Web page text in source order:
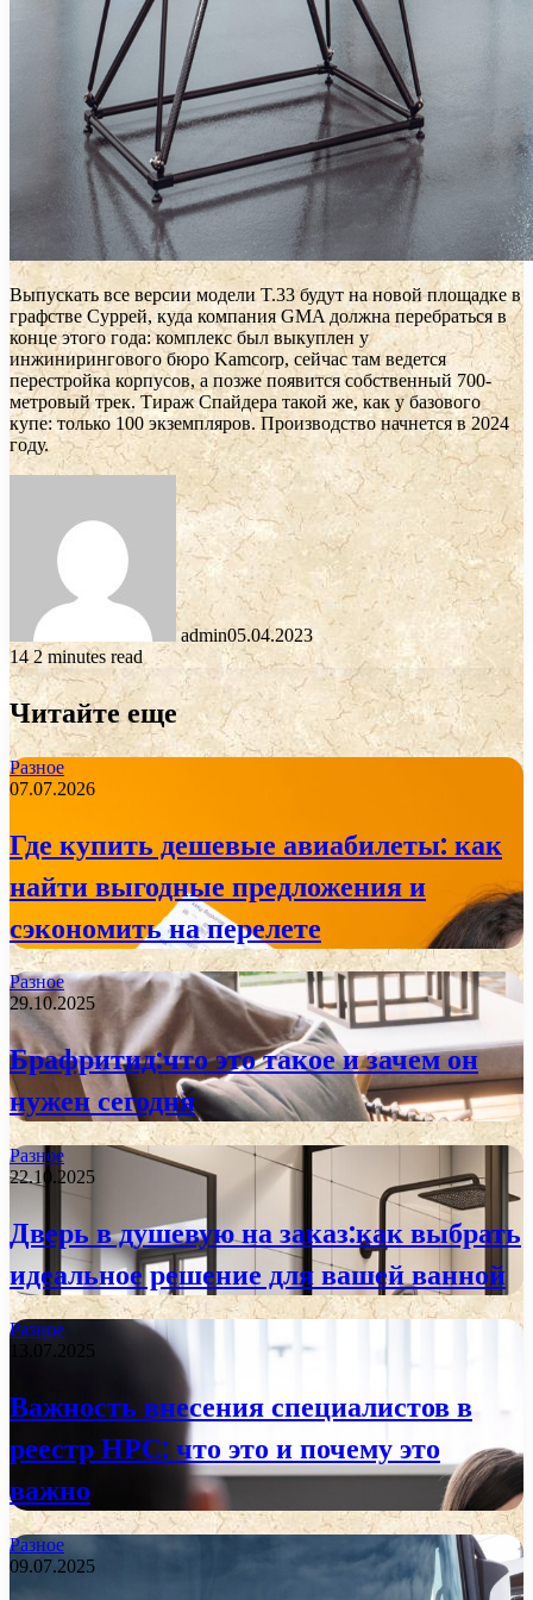
Выпускать все версии модели T.33 будут на новой площадке в
графстве Суррей, куда компания GMA должна перебраться в
конце этого года: комплекс был выкуплен у
инжинирингового бюро Kamcorp, сейчас там ведется
перестройка корпусов, а позже появится собственный 700-
метровый трек. Тираж Спайдера такой же, как у базового
купе: только 100 экземпляров. Производство начнется в 2024
году.
admin05.04.2023
142 minutes read
Читайте еще
Разное
07.07.2026
Где купить дешевые авиабилеты: как
найти выгодные предложения и
сэкономить на перелете
Разное
29.10.2025
Брафритид:что это такое и зачем он
нужен сегодня
Разное
22.10.2025
Дверь в душевую на заказ:как выбрать
идеальное решение для вашей ванной
Разное
13.07.2025
Важность внесения специалистов в
реестр НРС: что это и почему это
важно
Разное
09.07.2025